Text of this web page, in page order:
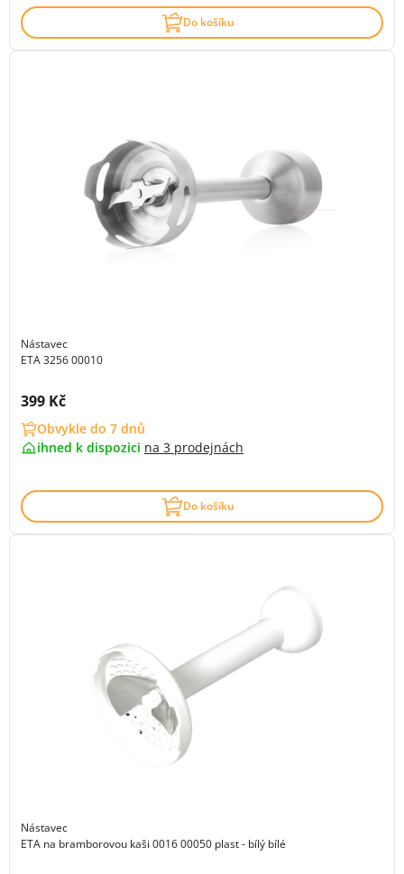
Do košíku
Nástavec
ETA 3256 00010
Cena s DPH:
399 Kč
Obvykle do 7 dnů
ihned k dispozici na 3 prodejnách
Do košíku
Nástavec
ETA na bramborovou kaši 0016 00050 plast - bílý bílé